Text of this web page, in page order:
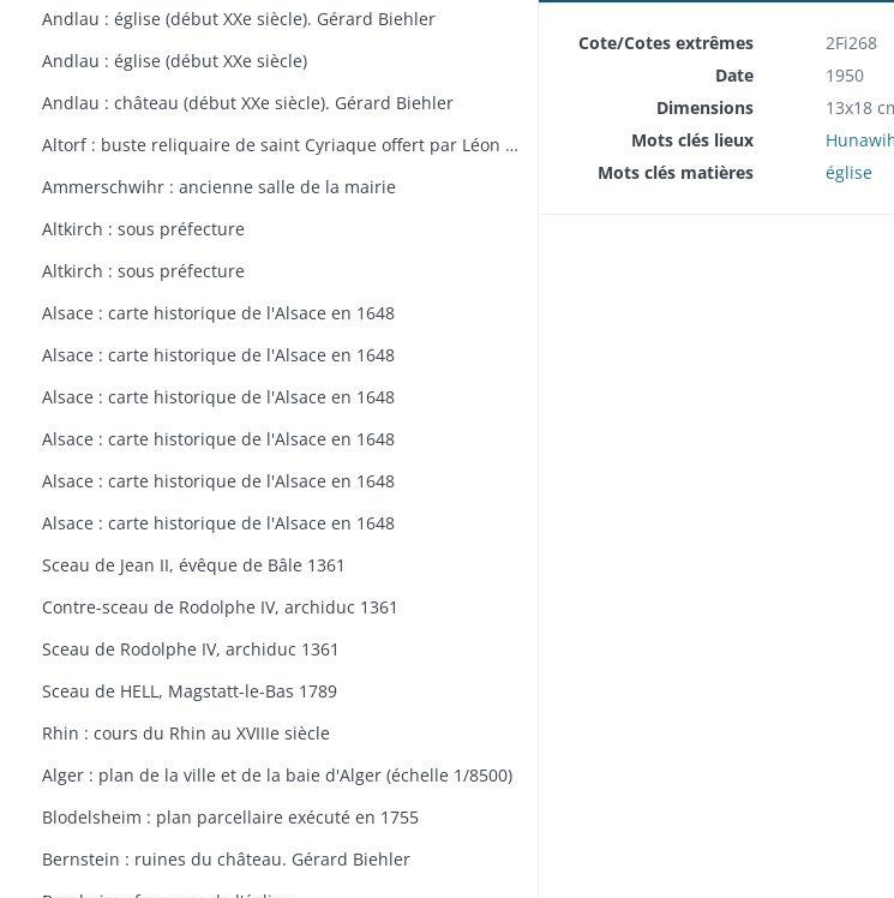
Andlau : église (début XXe siècle). Gérard Biehler
Andlau : église (début XXe siècle)
Andlau : château (début XXe siècle). Gérard Biehler
Altorf : buste reliquaire de saint Cyriaque offert par Léon IX à l'église d'Altorf
Ammerschwihr : ancienne salle de la mairie
Altkirch : sous préfecture
Altkirch : sous préfecture
Alsace : carte historique de l'Alsace en 1648
Alsace : carte historique de l'Alsace en 1648
Alsace : carte historique de l'Alsace en 1648
Alsace : carte historique de l'Alsace en 1648
Alsace : carte historique de l'Alsace en 1648
Alsace : carte historique de l'Alsace en 1648
Sceau de Jean II, évêque de Bâle 1361
Contre-sceau de Rodolphe IV, archiduc 1361
Sceau de Rodolphe IV, archiduc 1361
Sceau de HELL, Magstatt-le-Bas 1789
Rhin : cours du Rhin au XVIIIe siècle
Alger : plan de la ville et de la baie d'Alger (échelle 1/8500)
Blodelsheim : plan parcellaire exécuté en 1755
Bernstein : ruines du château. Gérard Biehler
Cote/Cotes extrêmes
2Fi268
Date
1950
Dimensions
13x18
Mots clés lieux
Mots clés matières
église